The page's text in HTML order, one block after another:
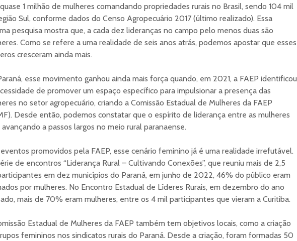
1 milhão de mulheres comandando propriedades rurais no Brasil, sendo 104 mil
Sul, conforme dados do Censo Agropecuário 2017 (último realizado). Essa
pesquisa mostra que, a cada dez lideranças no campo pelo menos duas são
Como se refere a uma realidade de seis anos atrás, podemos apostar que esses
cresceram ainda mais.
esse movimento ganhou ainda mais força quando, em 2021, a FAEP identificou
de promover um espaço específico para impulsionar a presença das
no setor agropecuário, criando a Comissão Estadual de Mulheres da FAEP
Desde então, podemos constatar que o espírito de liderança entre as mulheres
avançando a passos largos no meio rural paranaense.
promovidos pela FAEP, esse cenário feminino já é uma realidade irrefutável.
de encontros “Liderança Rural – Cultivando Conexões”, que reuniu mais de 2,5
em dez municípios do Paraná, em junho de 2022, 46% do público eram
por mulheres. No Encontro Estadual de Líderes Rurais, em dezembro do ano
mais de 70% eram mulheres, entre os 4 mil participantes que vieram a Curitiba.
Estadual de Mulheres da FAEP também tem objetivos locais, como a criação
femininos nos sindicatos rurais do Paraná. Desde a criação, foram formadas 50